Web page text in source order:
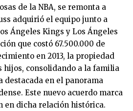
de la NBA, se remonta a
adquirió el equipo junto a
Ángeles Kings y Los Ángeles
que costó 67.500.000 de
en 2013, la propiedad
hijos, consolidando a la familia
destacada en el panorama
Este nuevo acuerdo marca
en dicha relación histórica.